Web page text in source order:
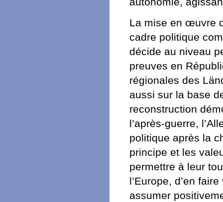
La mise en œuvre
cadre politique
décide au niveau
preuves en
régionales des
aussi sur la base
reconstruction
l’après-guerre,
politique après la
principe et les
permettre à leur
l’Europe, d’en
assumer